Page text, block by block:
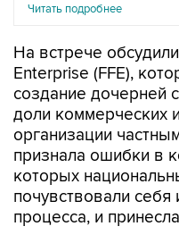
Читать подробнее
На встрече
Enterprise (FFE),
создание дочерней
доли коммерческих
организации
признала ошибки в
которых
почувствовали
процесса, и